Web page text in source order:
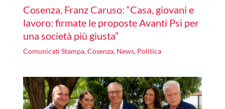
Cosenza, Franz Caruso: “Casa, giovani e
lavoro: firmate le proposte Avanti Psi per
una società più giusta”
Comunicati Stampa,Cosenza, News, Politica